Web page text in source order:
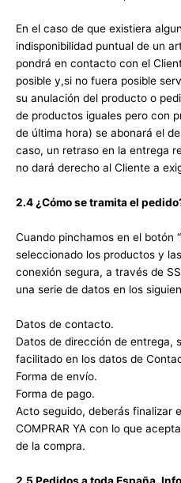
En el caso de que existiera
indisponibilidad puntual de un
pondrá en contacto con el
posible y,si no fuera posible
su anulación del producto o
de productos iguales pero con
de última hora) se abonará el
caso, un retraso en la entrega
no dará derecho al Cliente a
2.4 ¿Cómo se tramita el
Cuando pinchamos en el botón
seleccionado los productos y
conexión segura, a través de
una serie de datos en los
Datos de contacto.
Datos de dirección de entrega,
facilitado en los datos de
Forma de envío.
Forma de pago.
Acto seguido, deberás finalizar
COMPRAR YA con lo que
de la compra.